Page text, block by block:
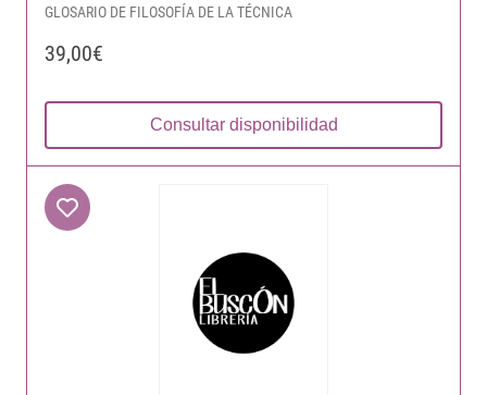
GLOSARIO DE FILOSOFÍA DE LA TÉCNICA
39,00€
Consultar disponibilidad